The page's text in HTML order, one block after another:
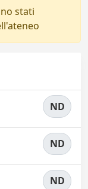
stati
ND
ND
ND